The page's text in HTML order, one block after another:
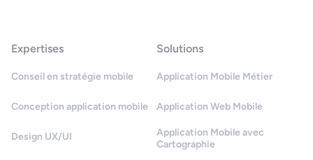
Expertises
Conseil en stratégie mobile
Conception application mobile
Design UX/UI
Solutions
Application Mobile Métier
Application Web Mobile
Application Mobile avec
Cartographie